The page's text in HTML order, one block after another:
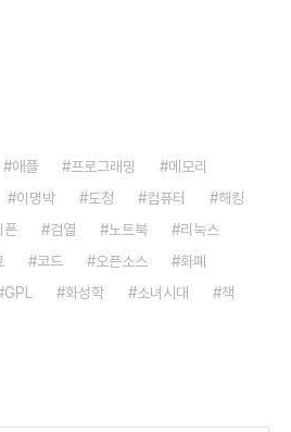
애플 프로그래밍
메모리
이명박 도청 컴퓨터
해킹
폰 검열 노트북
리눅스
코드 오픈소스
화폐
GPL 화성학 소녀시대 책